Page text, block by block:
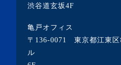
・2021年7月(3記事)
・2021年5月(2記事)
・2021年4月(4記事)
渋谷道玄坂4F
亀戸オフィス
〒136-0071 東京都江東
ル